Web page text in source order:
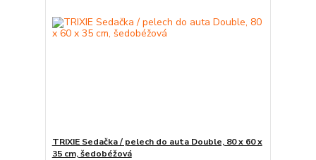
TRIXIE Sedačka / pelech do auta Double, 80 x 60 x
35 cm, šedobéžová